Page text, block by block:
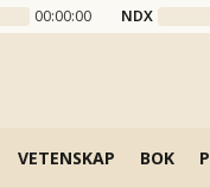
00:00:00 NDX
VETENSKAP BOK